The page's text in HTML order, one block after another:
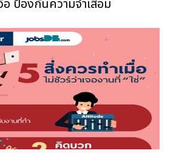
อ ป้องกันความจำเสื่อม